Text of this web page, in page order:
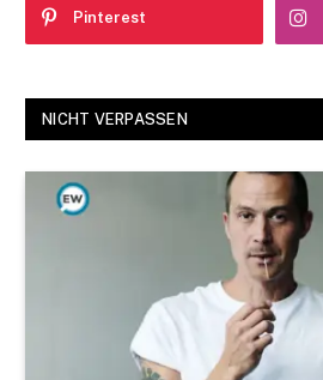
Pinterest
NICHT VERPASSEN